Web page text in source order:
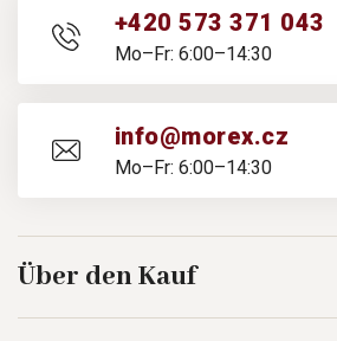
+420 573 371 043
Mo–Fr: 6:00–14:30
info@morex.cz
Mo–Fr: 6:00–14:30
Über den Kauf